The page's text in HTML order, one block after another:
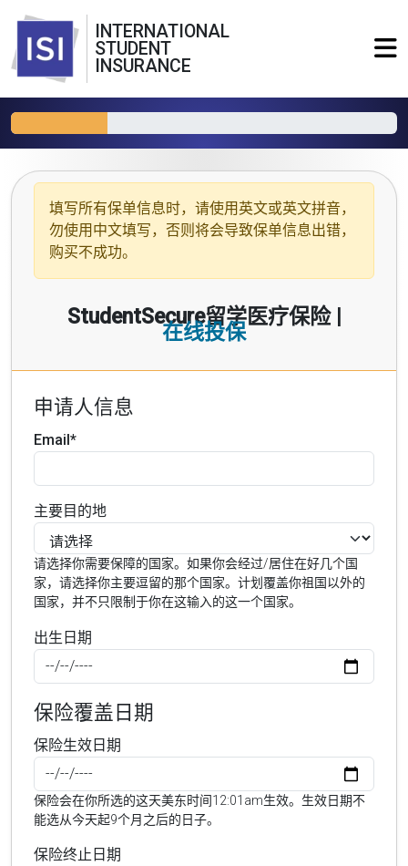
INTERNATIONAL
STUDENT
INSURANCE
填写所有保单信息时，请使用 英文或英文拼音，
勿使用中文填写，否则将会导致保单信息出错，
购买不成功。
StudentSecure留学医疗保险 |
在线投保
申请人信息
Email*
主要目的地
请选择你需要保障的国家。如果你会经过/居住在好几个国
家，请选择你主要逗留的那个国家。计划覆盖你祖国以外的
国家，并不只限制于你在这输入的这一个国家。
出生日期
保险覆盖日期
保险生效日期
保险会在你所选的这天美东时间12:01am生效。生效日期不
能选从今天起9个月之后的日子。
保险终止日期